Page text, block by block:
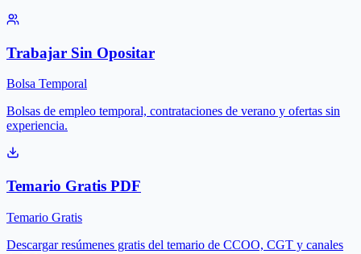
Trabajar Sin Opositar
Bolsa Temporal
Bolsas de empleo temporal, contrataciones de verano y ofertas sin
experiencia.
Temario Gratis PDF
Temario Gratis
Descargar resúmenes gratis del temario de CCOO, CGT y canales